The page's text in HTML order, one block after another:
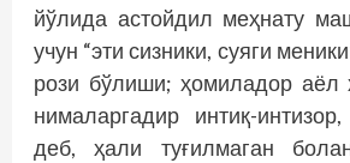
йўлида астойдил меҳнату
учун “эти сизники, суяги
рози бўлиши; ҳомиладор аёл
нималаргадир интиқ-
деб, ҳали туғилмаган